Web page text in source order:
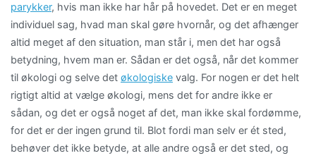
parykker, hvis man ikke har hår på hovedet. Det er en meget
individuel sag, hvad man skal gøre hvornår, og det afhænger
altid meget af den situation, man står i, men det har også
betydning, hvem man er. Sådan er det også, når det kommer
til økologi og selve det økologiske valg. For nogen er det helt
rigtigt altid at vælge økologi, mens det for andre ikke er
sådan, og det er også noget af det, man ikke skal fordømme,
for det er der ingen grund til. Blot fordi man selv er ét sted,
behøver det ikke betyde, at alle andre også er det sted, og